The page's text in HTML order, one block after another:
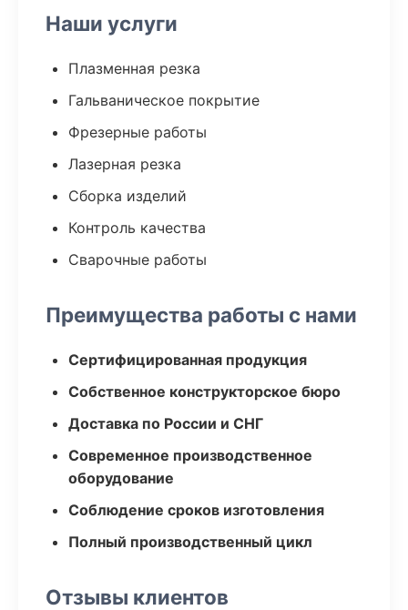
Наши услуги
Плазменная резка
Гальваническое покрытие
Фрезерные работы
Лазерная резка
Сборка изделий
Контроль качества
Сварочные работы
Преимущества работы с нами
Сертифицированная продукция
Собственное конструкторское бюро
Доставка по России и СНГ
Современное производственное
оборудование
Соблюдение сроков изготовления
Полный производственный цикл
Отзывы клиентов